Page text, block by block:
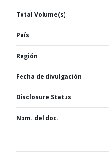
Total Volume(s)
País
Región
Fecha de divulgación
Disclosure Status
Nom. del doc.